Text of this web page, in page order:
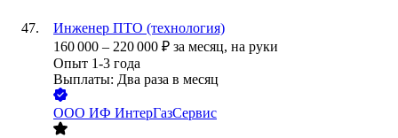
Инженер ПТО (технология)
160 000 – 220 000 ₽ за месяц, на руки
Опыт 1-3 года
Выплаты: Два раза в месяц
ООО ИФ ИнтерГазСервис